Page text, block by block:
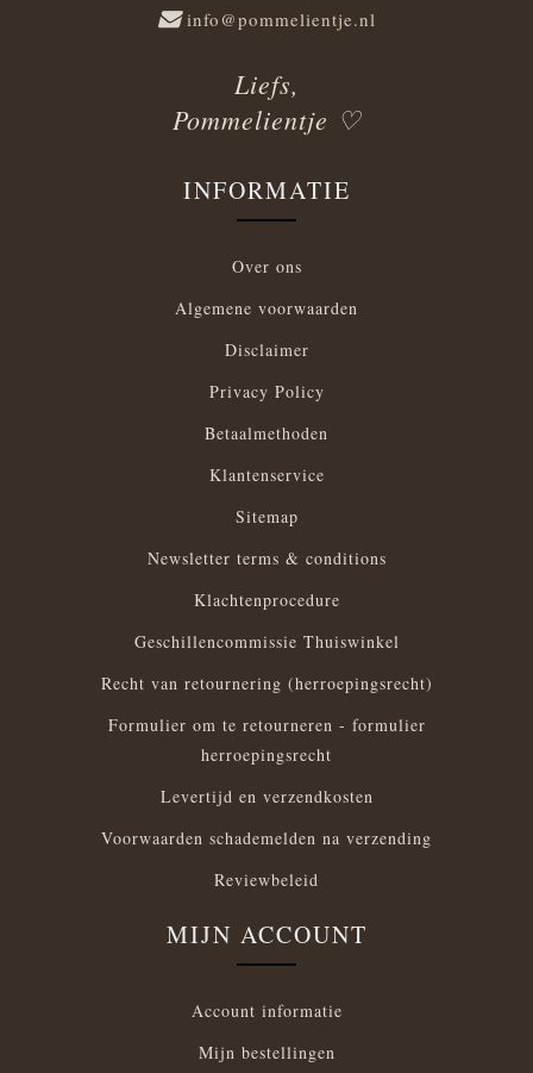
info@pommelientje.nl
Liefs,
Pommelientje ♡
INFORMATIE
Over ons
Algemene voorwaarden
Disclaimer
Privacy Policy
Betaalmethoden
Klantenservice
Sitemap
Newsletter terms & conditions
Klachtenprocedure
Geschillencommissie Thuiswinkel
Recht van retournering (herroepingsrecht)
Formulier om te retourneren - formulier
herroepingsrecht
Levertijd en verzendkosten
Voorwaarden schademelden na verzending
Reviewbeleid
MIJN ACCOUNT
Account informatie
Mijn bestellingen